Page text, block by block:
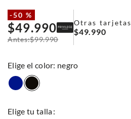
-50 %
$49.990
$99.990
Otras tarjetas
$49.990
: negro